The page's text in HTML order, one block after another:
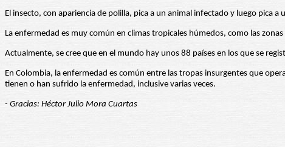
El insecto, con apariencia de polilla, pica a un animal infectado y luego pica
La enfermedad es muy común en climas tropicales húmedos, como las
Actualmente, se cree que en el mundo hay unos 88 países en los que se
En Colombia, la enfermedad es común entre las tropas insurgentes que
tienen o han sufrido la enfermedad, inclusive varias veces.
- Gracias: Héctor Julio Mora Cuartas